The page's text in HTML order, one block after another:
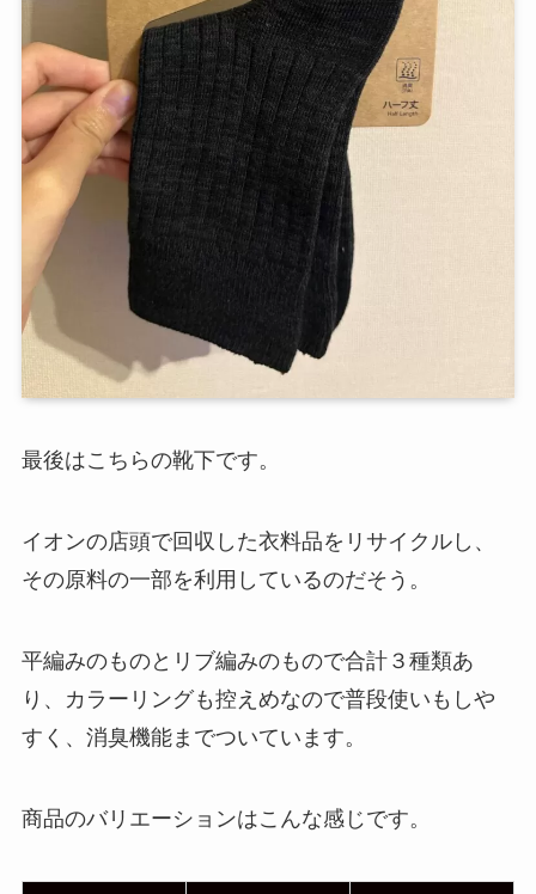
最後はこちらの靴下です。
イオンの店頭で回収した衣料品をリサイクルし、
その原料の一部を利用しているのだそう。
平編みのものとリブ編みのもので合計３種類あ
り、カラーリングも控えめなので普段使いもしや
すく、消臭機能までついています。
商品のバリエーションはこんな感じです。